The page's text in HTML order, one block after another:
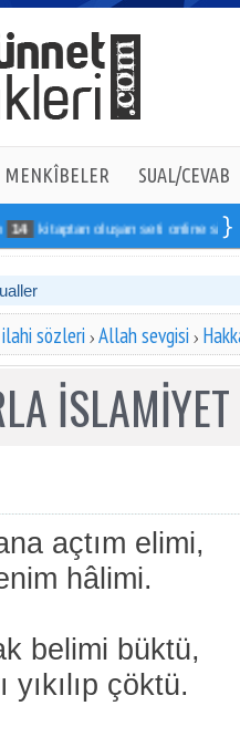
MENKÎBELER SUAL/CEVAB
kitaptan oluşan seti online sipariş
sözleri Allah sevgisi
açtım elimi,
hâlimi.
belimi büktü,
çöktü.